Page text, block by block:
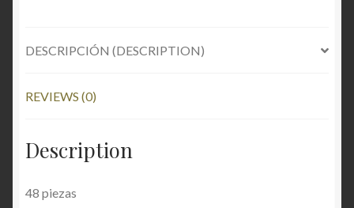
DESCRIPCIÓN (DESCRIPTION)
REVIEWS (0)
Description
48 piezas